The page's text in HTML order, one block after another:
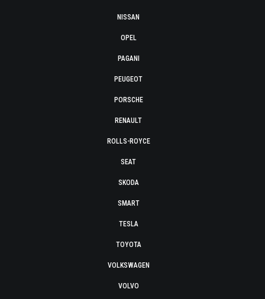
NISSAN
OPEL
PAGANI
PEUGEOT
PORSCHE
RENAULT
ROLLS-ROYCE
SEAT
SKODA
SMART
TESLA
TOYOTA
VOLKSWAGEN
VOLVO